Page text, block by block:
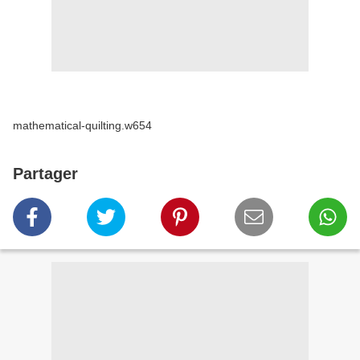
mathematical-quilting.w654
Partager